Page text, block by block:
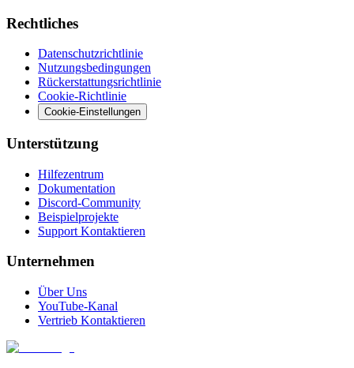
Rechtliches
Datenschutzrichtlinie
Nutzungsbedingungen
Rückerstattungsrichtlinie
Cookie-Richtlinie
Cookie-Einstellungen
Unterstützung
Hilfezentrum
Dokumentation
Discord-Community
Beispielprojekte
Support Kontaktieren
Unternehmen
Über Uns
YouTube-Kanal
Vertrieb Kontaktieren